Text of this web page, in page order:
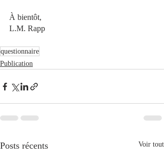
À bientôt,
L.M. Rapp
questionnaire
Publication
Posts récents Voir tout